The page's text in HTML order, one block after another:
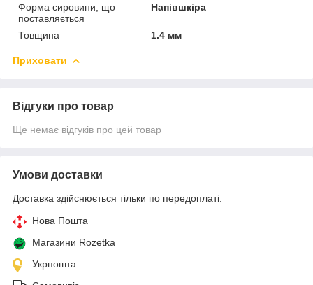
Форма сировини, що
поставляється
Напівшкіра
Товщина 1.4 мм
Приховати
Відгуки про товар
Ще немає відгуків про цей товар
Умови доставки
Доставка здійснюється тільки по передоплаті.
Нова Пошта
Магазини Rozetka
Укрпошта